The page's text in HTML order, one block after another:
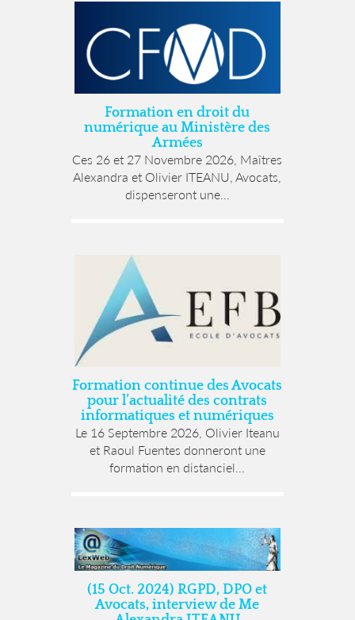
Formation en droit du
numérique au Ministère des
Armées
Ces 26 et 27 Novembre 2026, Maîtres
Alexandra et Olivier ITEANU, Avocats,
dispenseront une...
Formation continue des Avocats
pour l’actualité des contrats
informatiques et numériques
Le 16 Septembre 2026, Olivier Iteanu
et Raoul Fuentes donneront une
formation en distanciel...
(15 Oct. 2024) RGPD, DPO et
Avocats, interview de Me